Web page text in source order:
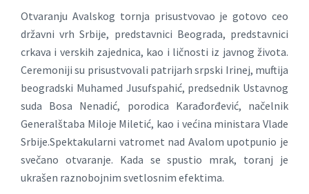
Otvaranju Avalskog tornja prisustvovao je gotovo ceo
državni vrh Srbije, predstavnici Beograda, predstavnici
crkava i verskih zajednica, kao i ličnosti iz javnog života.
Ceremoniji su prisustvovali patrijarh srpski Irinej, muftija
beogradski Muhamed Jusufspahić, predsednik Ustavnog
suda Bosa Nenadić, porodica Karađorđević, načelnik
Generalštaba Miloje Miletić, kao i većina ministara Vlade
Srbije.Spektakularni vatromet nad Avalom upotpunio je
svečano otvaranje. Kada se spustio mrak, toranj je
ukrašen raznobojnim svetlosnim efektima.